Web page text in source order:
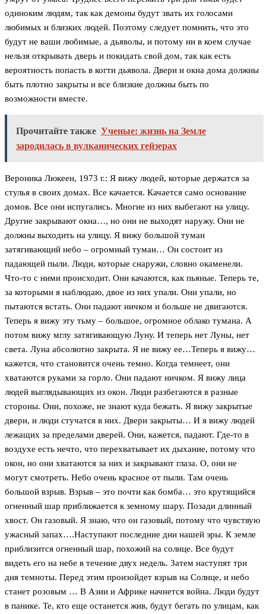
одиноким людям, так как демоны будут звать их голосами
любимых и близких людей. Поэтому следует помнить, что это
будут не ваши любимые, а дьяволы, и потому ни в коем случае
нельзя открывать дверь и покидать свой дом, так как есть
вероятность попасть в когти дьявола. Двери и окна дома должны
быть плотно закрыты и все близкие должны быть по
возможности вместе.
Прочитайте также Ученые: жизнь на Земле
зародилась в вулканических гейзерах
Вероника Люкеен, 1973 г.: Я вижу людей, которые держатся за
стулья в своих домах. Все качается. Качается само основание
домов. Все они испугались. Многие из них выбегают на улицу.
Другие закрывают окна…, но они не выходят наружу. Они не
должны выходить на улицу. Я вижу большой туман
затягивающий небо – огромный туман… Он состоит из
падающей пыли. Люди, которые снаружи, словно окаменели.
Что-то с ними происходит. Они качаются, как пьяные. Теперь те,
за которыми я наблюдаю, двое из них упали. Они упали, но
пытаются встать. Они падают ничком и больше не двигаются.
Теперь я вижу эту тьму – большое, огромное облако тумана. А
потом вижу мглу затягивающую Луну. И теперь нет Луны, нет
света. Луна абсолютно закрыта. Я не вижу ее…Теперь я вижу…
кажется, что становится очень темно. Когда темнеет, они
хватаются руками за горло. Они падают ничком. Я вижу лица
людей выглядывающих из окон. Люди разбегаются в разные
стороны. Они, похоже, не знают куда бежать. Я вижу закрытые
двери, и люди стучатся в них. Двери закрыты… И я вижу людей
лежащих за пределами дверей. Они, кажется, падают. Где-то в
воздухе есть нечто, что перехватывает их дыхание, потому что
окон, но они хватаются за них и закрывают глаза. О, они не
могут смотреть. Небо очень красное от пыли. Там очень
большой взрыв. Взрыв – это почти как бомба… это крутящийся
огненный шар приближается к земному шару. Позади длинный
хвост. Он газовый. Я знаю, что он газовый, потому что чувствую
ужасный запах….Наступают последние дни нашей эры. К земле
приблизится огненный шар, похожий на солнце. Все будут
видеть его на небе в течение двух недель. Затем наступят три
дня темноты. Перед этим произойдет взрыв на Солнце, и небо
станет розовым … В Азии и Африке начнется война. Люди будут
в панике. Те, кто еще останется жив, будут бегать по улицам, как